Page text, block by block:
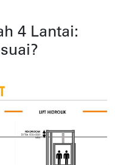
4 Lantai: